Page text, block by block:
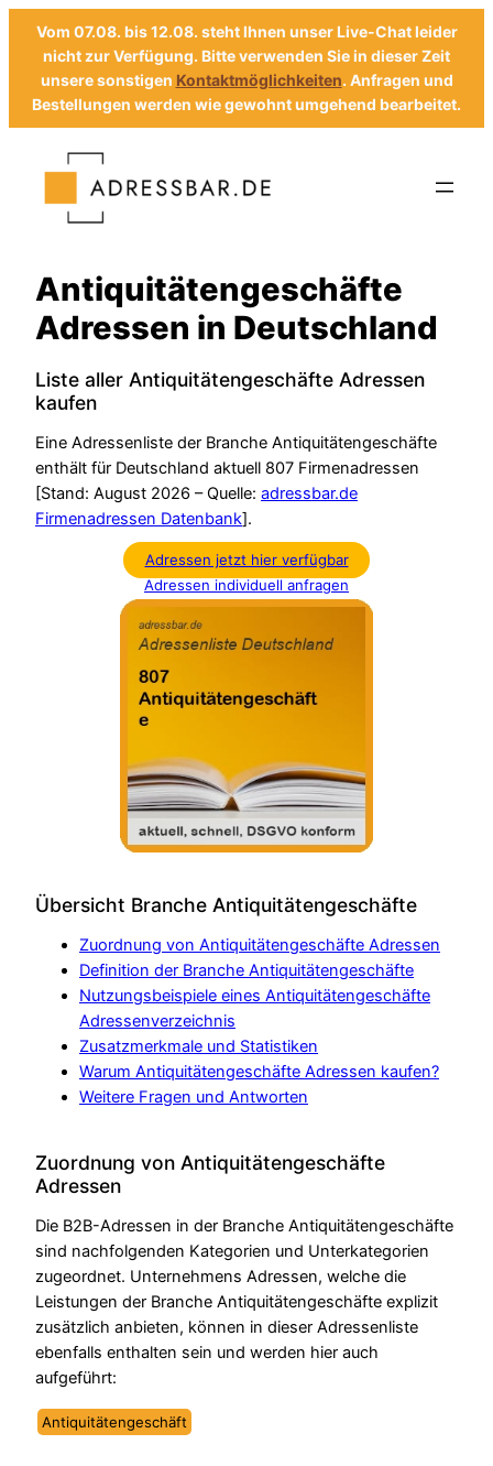
Vom 07.08. bis 12.08. steht Ihnen unser Live-Chat leider
nicht zur Verfügung. Bitte verwenden Sie in dieser Zeit
unsere sonstigen Kontaktmöglichkeiten. Anfragen und
Bestellungen werden wie gewohnt umgehend bearbeitet.
Antiquitätengeschäfte
Adressen in Deutschland
Liste aller Antiquitätengeschäfte Adressen
kaufen
Eine Adressenliste der Branche Antiquitätengeschäfte
enthält für Deutschland aktuell 807 Firmenadressen
[Stand: August 2026 – Quelle: adressbar.de
Firmenadressen Datenbank].
Adressen jetzt hier verfügbar
Adressen individuell anfragen
Übersicht Branche Antiquitätengeschäfte
Zuordnung von Antiquitätengeschäfte Adressen
Definition der Branche Antiquitätengeschäfte
Nutzungsbeispiele eines Antiquitätengeschäfte
Adressenverzeichnis
Zusatzmerkmale und Statistiken
Warum Antiquitätengeschäfte Adressen kaufen?
Weitere Fragen und Antworten
Zuordnung von Antiquitätengeschäfte
Adressen
Die B2B-Adressen in der Branche Antiquitätengeschäfte
sind nachfolgenden Kategorien und Unterkategorien
zugeordnet. Unternehmens Adressen, welche die
Leistungen der Branche Antiquitätengeschäfte explizit
zusätzlich anbieten, können in dieser Adressenliste
ebenfalls enthalten sein und werden hier auch
aufgeführt:
Antiquitätengeschäft